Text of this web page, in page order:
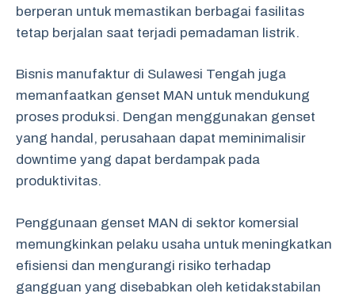
berperan untuk memastikan berbagai fasilitas
tetap berjalan saat terjadi pemadaman listrik.
Bisnis manufaktur di Sulawesi Tengah juga
memanfaatkan genset MAN untuk mendukung
proses produksi. Dengan menggunakan genset
yang handal, perusahaan dapat meminimalisir
downtime yang dapat berdampak pada
produktivitas.
Penggunaan genset MAN di sektor komersial
memungkinkan pelaku usaha untuk meningkatkan
efisiensi dan mengurangi risiko terhadap
gangguan yang disebabkan oleh ketidakstabilan